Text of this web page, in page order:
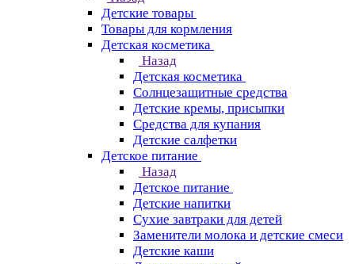
Детские товары
Товары для кормления
Детская косметика
Назад
Детская косметика
Солнцезащитные средства
Детские кремы, присыпки
Средства для купания
Детские салфетки
Детское питание
Назад
Детское питание
Детские напитки
Сухие завтраки для детей
Заменители молока и детские смеси
Детские каши